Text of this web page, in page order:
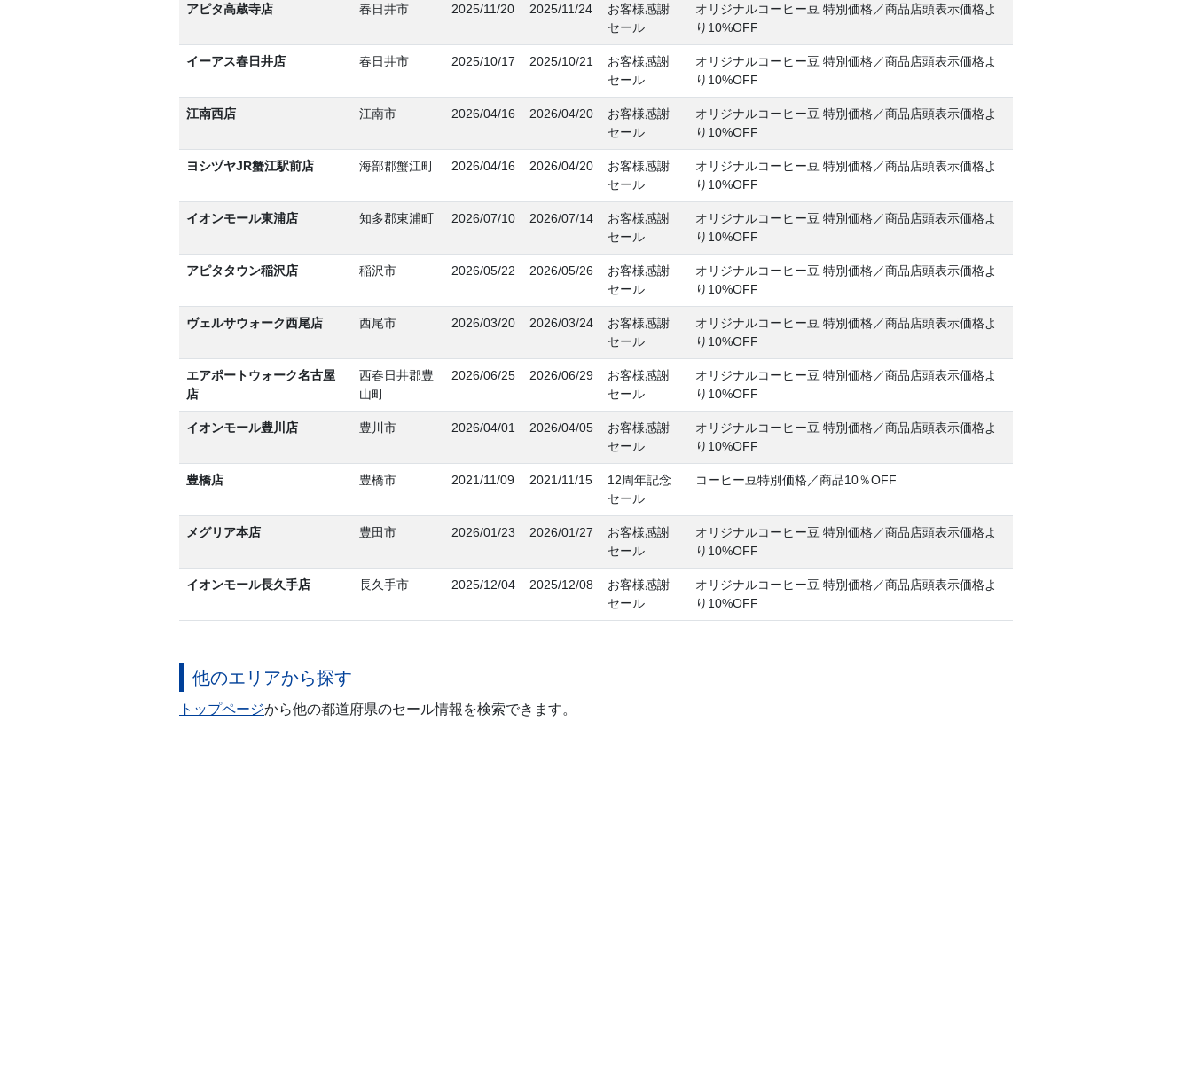
アピタ高蔵寺店 春日井市 2025/11/20 2025/11/24
お客様感謝
セール
オリジナルコーヒー豆 特別価格／商品店頭表示価格よ
り10%OFF
イーアス春日井店 春日井市 2025/10/17 2025/10/21
お客様感謝
セール
オリジナルコーヒー豆 特別価格／商品店頭表示価格よ
り10%OFF
江南西店 江南市 2026/04/16 2026/04/20
お客様感謝
セール
オリジナルコーヒー豆 特別価格／商品店頭表示価格よ
り10%OFF
ヨシヅヤJR蟹江駅前店 海部郡蟹江町 2026/04/16 2026/04/20
お客様感謝
セール
オリジナルコーヒー豆 特別価格／商品店頭表示価格よ
り10%OFF
イオンモール東浦店 知多郡東浦町 2026/07/10 2026/07/14
お客様感謝
セール
オリジナルコーヒー豆 特別価格／商品店頭表示価格よ
り10%OFF
アピタタウン稲沢店 稲沢市 2026/05/22 2026/05/26
お客様感謝
セール
オリジナルコーヒー豆 特別価格／商品店頭表示価格よ
り10%OFF
ヴェルサウォーク西尾店 西尾市 2026/03/20 2026/03/24
お客様感謝
セール
オリジナルコーヒー豆 特別価格／商品店頭表示価格よ
り10%OFF
エアポートウォーク名古屋
店
西春日井郡豊
山町
2026/06/25 2026/06/29
お客様感謝
セール
オリジナルコーヒー豆 特別価格／商品店頭表示価格よ
り10%OFF
イオンモール豊川店 豊川市 2026/04/01 2026/04/05
お客様感謝
セール
オリジナルコーヒー豆 特別価格／商品店頭表示価格よ
り10%OFF
豊橋店 豊橋市 2021/11/09 2021/11/15
12周年記念
セール
コーヒー豆特別価格／商品10％OFF
メグリア本店 豊田市 2026/01/23 2026/01/27
お客様感謝
セール
オリジナルコーヒー豆 特別価格／商品店頭表示価格よ
り10%OFF
イオンモール長久手店 長久手市 2025/12/04 2025/12/08
お客様感謝
セール
オリジナルコーヒー豆 特別価格／商品店頭表示価格よ
り10%OFF
他のエリアから探す
トップページから他の都道府県のセール情報を検索できます。